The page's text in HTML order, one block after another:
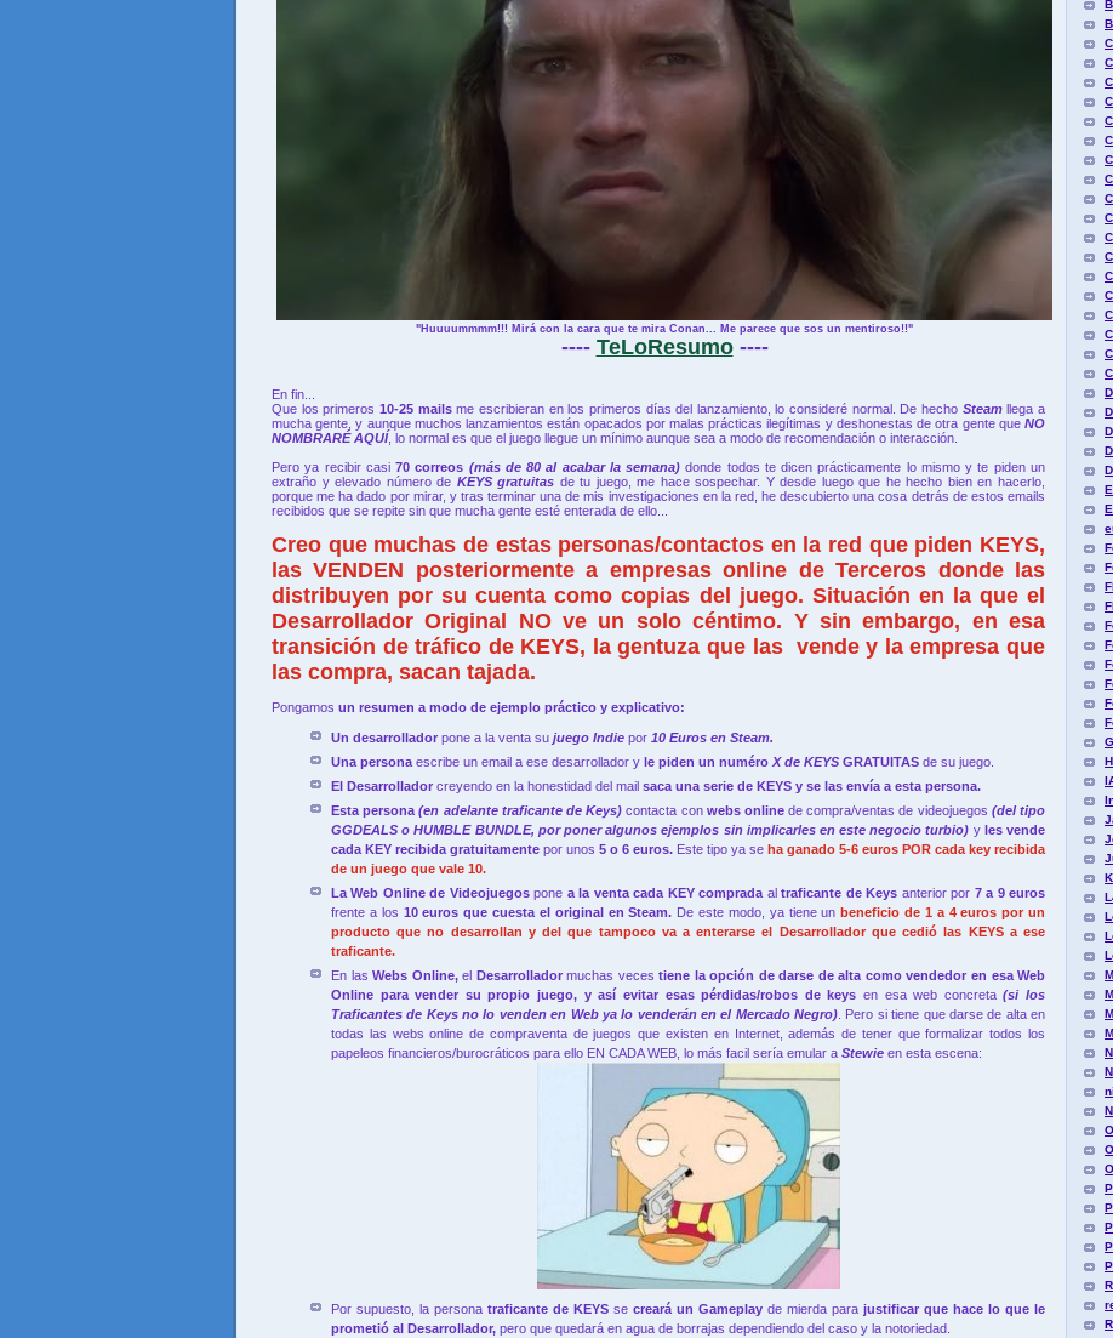
"Huuuummmm!!! Mirá con la cara que te mira Conan... Me parece que sos un mentiroso!!"
---- TeLoResumo----
En fin...
Que los primeros 10-25 mailsme escribieran en los primeros días del lanzamiento, lo consideré normal. De hecho Steamllega a
mucha gente, y aunque muchos lanzamientos están opacados por malas prácticas ilegítimas y deshonestas de otra gente que NO
NOMBRARÉ AQUÍ, lo normal es que el juego llegue un mínimo aunque sea a modo de recomendación o interacción.
Pero ya recibir casi70 correos (más de 80 al acabar la semana)donde todos te dicen prácticamente lo mismo y te piden un
extraño y elevado número de KEYS gratuitas de tu juego, me hace sospechar. Y desde luego que he hecho bien en hacerlo,
porque me ha dado por mirar, y tras terminar una de mis investigaciones en la red, he descubierto una cosa detrás de estos emails
recibidos que se repite sin que mucha gente esté enterada de ello...
Creo que muchas de estas personas/contactos en la red que piden KEYS,
lasVENDEN posteriormente a empresas online de Terceros donde las
distribuyen por su cuenta como copias del juego. Situación en la que el
Desarrollador Original NO ve un solo céntimo. Y sin embargo, en esa
transición de tráfico de KEYS, la gentuza que las vendey la empresa que
las compra, sacan tajada.
Pongamos un resumen a modo de ejemplo práctico y explicativo:
Un desarrollador pone a la venta su juego Indie por 10 Euros en Steam.
Una persona escribe un email a ese desarrollador y le piden un numéro X de KEYS GRATUITAS de su juego.
El Desarrollador creyendo en la honestidad del mail saca una serie de KEYS y se las envía a esta persona.
Esta persona(en adelante traficante de Keys) contacta con webs onlinede compra/ventas de videojuegos (del tipo
GGDEALS o HUMBLE BUNDLE, por poner algunos ejemplos sin implicarles en este negocio turbio) y les vende
cada KEY recibida gratuitamente por unos 5 o 6 euros. Este tipo ya se ha ganado 5-6 euros POR cada key recibida
de un juego que vale 10.
La Web Online de Videojuegospone a la venta cada KEY comprada altraficante de Keys anterior por 7 a 9 euros
frente a los 10 euros que cuesta el original en Steam. De este modo, ya tiene un beneficio de 1 a 4 euros por un
producto que no desarrollan y del que tampoco va a enterarse el Desarrollador que cedió las KEYS a ese
traficante.
En lasWebs Online,el Desarrolladormuchas vecestiene la opción de darse de alta como vendedor en esa Web
Online para vender su propio juego, y así evitar esas pérdidas/robos de keys en esa web concreta(si los
Traficantes de Keys no lo venden en Web ya lo venderán en el Mercado Negro) . Pero si tiene que darse de alta en
todas las webs online de compraventa de juegos que existen en Internet, además de tener que formalizar todos los
papeleos financieros/burocráticos para ello EN CADA WEB, lo más facil sería emular a Stewie en esta escena:
Por supuesto, la persona traficante de KEYS se creará un Gameplay de mierda para justificar que hace lo que le
prometió al Desarrollador, pero que quedará en agua de borrajas dependiendo del caso y la notoriedad.